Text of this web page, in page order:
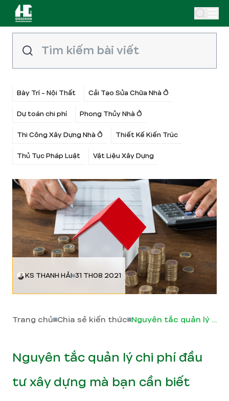
Bày Trí - Nội Thất Cải Tạo Sửa Chữa Nhà Ở
Dự toán chi phí Phong Thủy Nhà Ở
Thi Công Xây Dựng Nhà Ở Thiết Kế Kiến Trúc
Thủ Tục Pháp Luật Vật Liệu Xây Dựng
KS THANH HẢI 31 TH08 2021
Trang chủ Chia sẻ kiến thức Nguyên tắc quản lý chi phí đầu tư xây dựng mà bạn cần biết
Nguyên tắc quản lý chi phí đầu
tư xây dựng mà bạn cần biết